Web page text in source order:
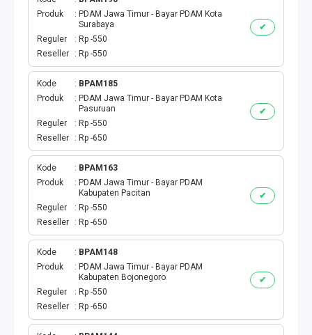
✔
Produk
PDAM Jawa Timur - Bayar PDAM Kota
Surabaya
Reguler
Rp -550
Reseller
Rp -550
✔
Kode
BPAM185
Produk
PDAM Jawa Timur - Bayar PDAM Kota
Pasuruan
Reguler
Rp -550
Reseller
Rp -650
✔
Kode
BPAM163
Produk
PDAM Jawa Timur - Bayar PDAM
Kabupaten Pacitan
Reguler
Rp -550
Reseller
Rp -650
✔
Kode
BPAM148
Produk
PDAM Jawa Timur - Bayar PDAM
Kabupaten Bojonegoro
Reguler
Rp -550
Reseller
Rp -650